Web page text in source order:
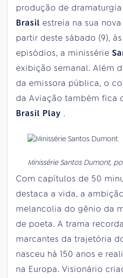
produção de
Brasil estreia na sua
partir deste sábado (9), às
episódios, a minissérie
exibição semanal. Além
da emissora pública, o
da Aviação também fica
Brasil Play .
Minissérie Santos Dumont,
Com capítulos de 50
destaca a vida, a
melancolia do gênio da
de poeta. A trama
marcantes da trajetória
nasceu há 150 anos e
na Europa. Visionário